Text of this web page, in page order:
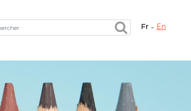
bon service !
fr en